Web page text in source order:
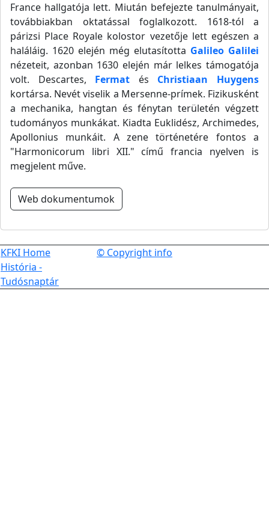
France hallgatója lett. Miután befejezte tanulmányait,
továbbiakban oktatással foglalkozott. 1618-tól a
párizsi Place Royale kolostor vezetője lett egészen a
haláláig. 1620 elején még elutasította Galileo Galilei
nézeteit, azonban 1630 elején már lelkes támogatója
volt. Descartes, Fermat és Christiaan Huygens
kortársa. Nevét viselik a Mersenne-prímek. Fizikusként
a mechanika, hangtan és fénytan területén végzett
tudományos munkákat. Kiadta Euklidész, Archimedes,
Apollonius munkáit. A zene történetére fontos a
"Harmonicorum libri XII." című francia nyelven is
megjelent műve.
Web dokumentumok
KFKI Home
História -
Tudósnaptár
© Copyright info